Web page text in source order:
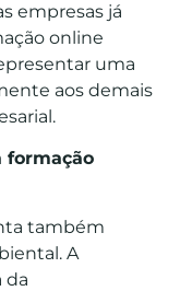
empresas já
online
uma
aos demais
formação
também
A
da